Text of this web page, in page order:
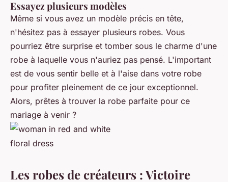
Essayez plusieurs modèles
Même si vous avez un modèle précis en tête,
n'hésitez pas à essayer plusieurs robes. Vous
pourriez être surprise et tomber sous le charme d'une
robe à laquelle vous n'auriez pas pensé. L'important
est de vous sentir belle et à l'aise dans votre robe
pour profiter pleinement de ce jour exceptionnel.
Alors, prêtes à trouver la robe parfaite pour ce
mariage à venir ?
Les robes de créateurs : Victoire